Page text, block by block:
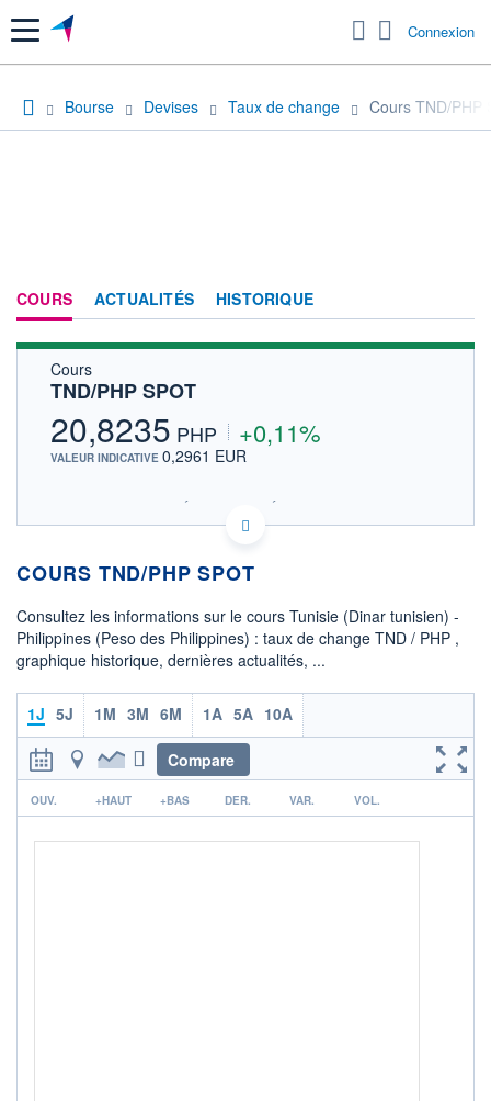
Menu Connexion
Bourse Devises Taux de change Cours TND/PHP
COURS ACTUALITÉS HISTORIQUE
Cours
TND/PHP SPOT
20,8235 PHP +0,11%
VALEUR INDICATIVE 0,2961 EUR
SIX - FOREX 2 DONNÉES TEMPS RÉEL
Politique d'exécution
15h29
20,7
20,8
OUVERTURE
20,6004
CLÔTURE VEILLE
20,8235 20,6004
COTATION SPÉCIFIQUE
COURS TND/PHP SPOT
Consultez les informations sur le cours Tunisie (Dinar tunisien) -
Philippines (Peso des Philippines) : taux de change TND / PHP ,
graphique historique, dernières actualités, ...
1J 5J 1M 3M 6M 1A 5A 10A
Compare
r
OUV. +HAUT +BAS DER. VAR. VOL.